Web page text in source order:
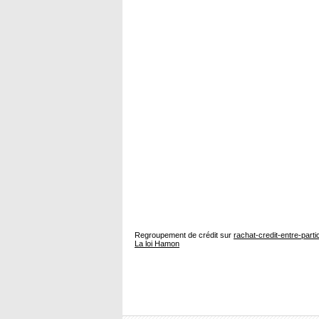
Regroupement de crédit sur rachat-credit-entre-
La loi Hamon